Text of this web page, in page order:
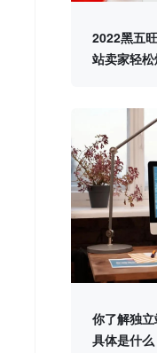
2022黑五
站卖家轻
你了解独
具体是什么